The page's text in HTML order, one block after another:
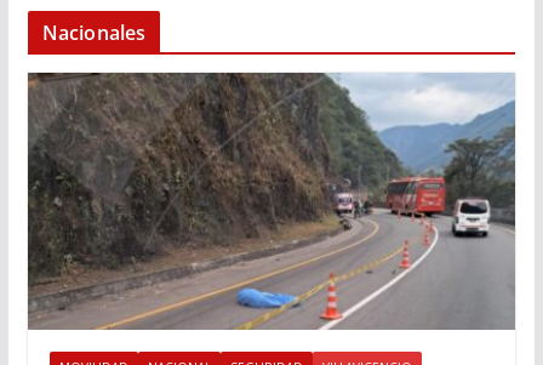
Nacionales